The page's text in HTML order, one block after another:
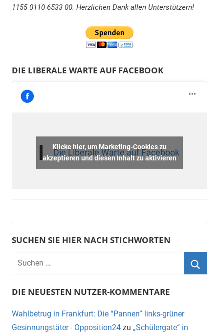
1155 0110 6533 00. Herzlichen Dank allen Unterstützern!
DIE LIBERALE WARTE AUF FACEBOOK
Die Liberale Warte auf Facebook
Klicke hier, um Marketing-Cookies zu
akzeptieren und diesen Inhalt zu aktivieren
SUCHEN SIE HIER NACH STICHWORTEN
DIE NEUESTEN NUTZER-KOMMENTARE
Wahlbetrug in Frankfurt: Die “Pannen” links-grüner
Gesinnungstäter - Opposition24 zu „Schülergate“ in